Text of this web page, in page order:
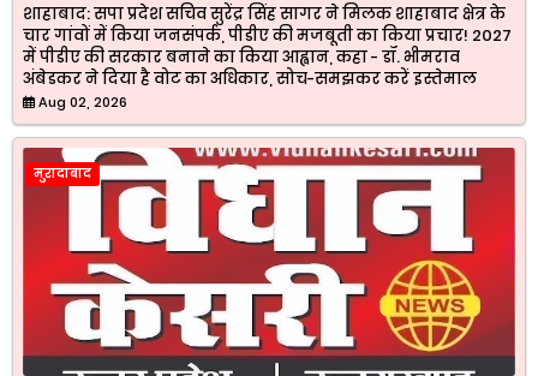
शाहाबाद: सपा प्रदेश सचिव सुरेंद्र सिंह सागर ने मिलक शाहाबाद क्षेत्र के
चार गांवों में किया जनसंपर्क, पीडीए की मजबूती का किया प्रचार! 2027
में पीडीए की सरकार बनाने का किया आह्वान, कहा - डॉ. भीमराव
अंबेडकर ने दिया है वोट का अधिकार, सोच-समझकर करें इस्तेमाल
Aug 02, 2026
मुरादाबाद